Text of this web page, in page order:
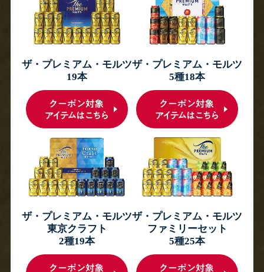
ザ・プレミアム・モルツ
19本
ザ・プレミアム・モルツ
5種18本
ザ・プレミアム・モルツ
東京クラフト
2種19本
ザ・プレミアム・モルツ
ファミリーセット
5種25本